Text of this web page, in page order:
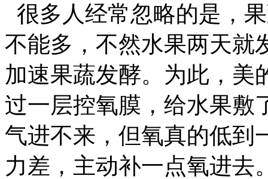
很多人经常忽略的是，
不能多，不然水果两天就
加速果蔬发酵。为此，美
过一层控氧膜，给水果敷
气进不来，但氧真的低到
力差，主动补一点氧进去